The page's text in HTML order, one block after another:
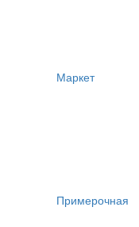
Маркет
Примерочная